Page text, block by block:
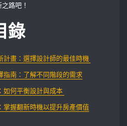
路吧！
錄
計畫：選擇設計師的最佳時機
指南：了解不同階段的需求
如何平衡設計與成本
掌握翻新時機以提升房產價值